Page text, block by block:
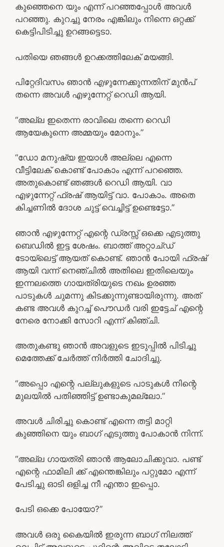
കുഞ്ഞെനെ യും എന്ന് പറഞ്ഞപ്പോൾ അവൾ
പറഞ്ഞു. കുറച്ചു നേരം എങ്കിലും നിന്നെ ഒറ്റക്ക്
കെട്ടിപിടിച്ചു ഉറങ്ങട്ടെടാ.
പതിയെ ഞങ്ങൾ ഉറക്കത്തിലേക് മയങ്ങി.
പിറ്റേദിവസം ഞാൻ എഴുന്നേക്കുന്നതിന് മുൻപ്
തന്നെ അവൾ എഴുന്നേറ്റ് റെഡി ആയി.
“അല്ല ഇതെന്ന രാവിലെ തന്നെ റെഡി
ആയേകുന്നെ അമ്മയും മോനും.”
“ഡോ മനുഷ്യ ഇയാൾ അല്ലെ എന്നെ
വീട്ടിലേക് കൊണ്ട് പോകാം എന്ന് പറഞ്ഞെ.
അതുകൊണ്ട് ഞങ്ങൾ റെഡി ആയി. വാ
എഴുന്നേറ്റ് ഫ്രഷ് ആയിട്ട് വാ. പോകാം. അതെ
കിച്ചണിൽ ദോശ ചുട്ട് വെച്ചിട്ട് ഉണ്ടെട്ടോ.”
ഞാൻ എഴുന്നേറ്റ് എന്റെ ഡ്രസ്സ്‌ ഒക്കെ എടുത്തു
ബെഡിൽ ഇട്ട ശേഷം. ബാത്ത് അറ്റാച്ഡ്
ടോയ്‌ലെട്ട് ആയത് കൊണ്ട്. ഞാൻ പോയി ഫ്രഷ്
ആയി വന്ന് നെഞ്ചിൽ അതിലെ ഇതിലെയും
ഇന്നലത്തെ ഗായത്രിയുടെ നഖം ഉരഞ്ഞ
പാടുകൾ ചുമന്നു കിടക്കുന്നുണ്ടായിരുന്നു. അത്
കണ്ട അവൾ കുറച്ച് പൌഡർ വരി ഇട്ടേച് എന്റെ
നേരെ നോക്കി സോറി എന്ന് കിഞ്ചി.
അതുകണ്ടു ഞാൻ അവളുടെ ഇടുപ്പിൽ പിടിച്ചു
മെത്തേക്ക് ചേർത്ത് നിർത്തി ചോദിച്ചു.
“അപ്പൊ എന്റെ പല്ലുകളുടെ പാടുകൾ നിന്റെ
മുലയിൽ പതിഞ്ഞിട്ട് ഉണ്ടാകുമല്ലോ.”
അവൾ ചിരിച്ചു കൊണ്ട് എന്നെ തട്ടി മാറ്റി
കുഞ്ഞിനെ യും ബാഗ് എടുത്തു പോകാൻ നിന്ന്.
“അല്ല ഗായത്രി ഞാൻ ആലോചിക്കുവാ. പണ്ട്
എന്റെ ഫാമിലി ക്ക് എന്തെങ്കിലും പറ്റുമോ എന്ന്
പേടിച്ചു ഓടി ഒളിച്ച നീ എന്താ ഇപ്പൊ.
പേടി ഒക്കെ പോയോ?”
അവൾ ഒരു കൈയിൽ ഇരുന്ന ബാഗ് നിലത്ത്